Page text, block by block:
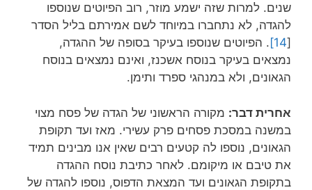
שנים. למרות שזה ישמע מוזר, רוב הפיוטים שנוספו
להגדה, לא נתחברו במיוחד לשם אמירתם בליל הסדר
[
14] . הפיוטים שנוספו בעיקר בסופה של ההגדה,
נמצאים בעיקר בנוסח אשכנז, ואינם נמצאים בנוסח
הגאונים, ולא במנהגי ספרד ותימן.
אחרית דבר: מקורה הראשוני של הגדה של פסח מצוי
במשנה במסכת פסחים פרק עשירי. מאז ועד תקופת
הגאונים, נוספו לה קטעים רבים שאין אנו מבינים תמיד
את טיבם או מיקומם. לאחר כתיבת נוסח ההגדה
בתקופת הגאונים ועד המצאת הדפוס, נוספו להגדה של